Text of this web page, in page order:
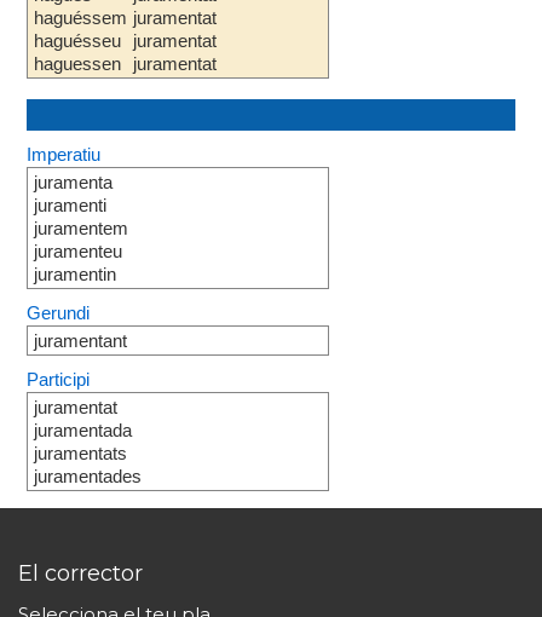
haguéssem
haguésseu
haguessen
juramentat
juramentat
juramentat
Imperatiu
juramenta
juramenti
juramentem
juramenteu
juramentin
Gerundi
juramentant
Participi
juramentat
juramentada
juramentats
juramentades
El corrector